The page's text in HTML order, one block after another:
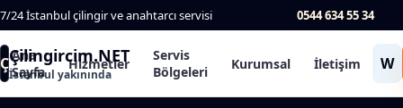
7/24 İstanbul çilingir ve anahtarcı servisi 0544 634 55 34
ÇÇilingircim.NET
İstanbul yakınında
Ana
Sayfa
Hizmetler
Servis
Bölgeleri
Kurumsal İletişim W